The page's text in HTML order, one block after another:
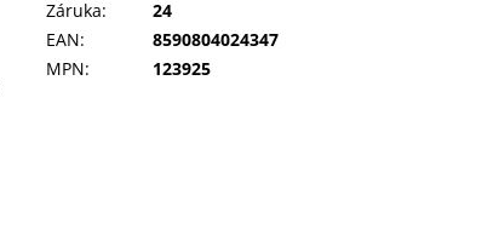
Záruka:
24
EAN:
8590804024347
MPN: 123925